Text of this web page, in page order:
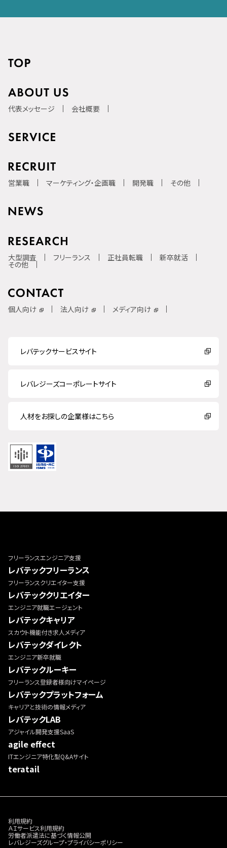
代表メッセージ 会社概要
営業職 マーケティング・企画職 開発職 その他
大型調査 フリーランス 正社員転職 新卒就活
その他
個人向け 法人向け メディア向け
レバテックサービスサイト
レバレジーズコーポレートサイト
人材をお探しの企業様はこちら
フリーランスエンジニア支援
レバテックフリーランス
フリーランスクリエイター支援
レバテッククリエイター
エンジニア就職エージェント
レバテックキャリア
スカウト機能付き求人メディア
レバテックダイレクト
エンジニア新卒就職
レバテックルーキー
フリーランス登録者様向けマイページ
レバテックプラットフォーム
キャリアと技術の情報メディア
レバテックLAB
アジャイル開発支援SaaS
agile effect
ITエンジニア特化型Q&Aサイト
teratail
利用規約
ＡＩサービス利用規約
労働者派遣法に基づく情報公開
レバレジーズグループ・プライバシーポリシー